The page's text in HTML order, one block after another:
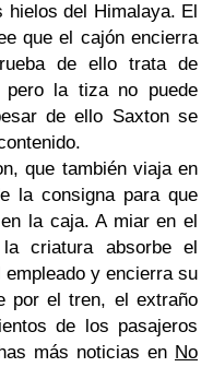
hielos del Himalaya. El
que el cajón encierra
de ello trata de
la tiza no puede
de ello Saxton se
que también viaja en
la consigna para que
la caja. A miar en el
criatura absorbe el
y encierra su
por el tren, el extraño
de los pasajeros
más noticias en No